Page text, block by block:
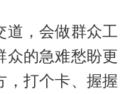
道，会做群众工
众的急难愁盼更
，打个卡、握握